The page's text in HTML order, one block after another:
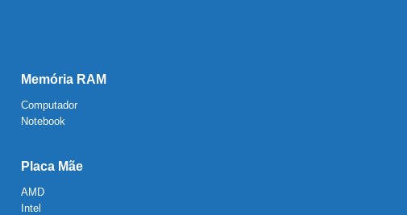
Memória RAM
Computador
Notebook
Placa Mãe
AMD
Intel